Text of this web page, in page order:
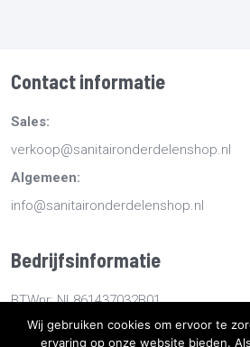
Contact informatie
Sales:
verkoop@sanitaironderdelenshop.nl
Algemeen:
info@sanitaironderdelenshop.nl
Bedrijfsinformatie
BTWnr: NL861437032B01
KvKnr: 78527112
Wij gebruiken cookies om ervoor te
ervaring op onze website bieden.